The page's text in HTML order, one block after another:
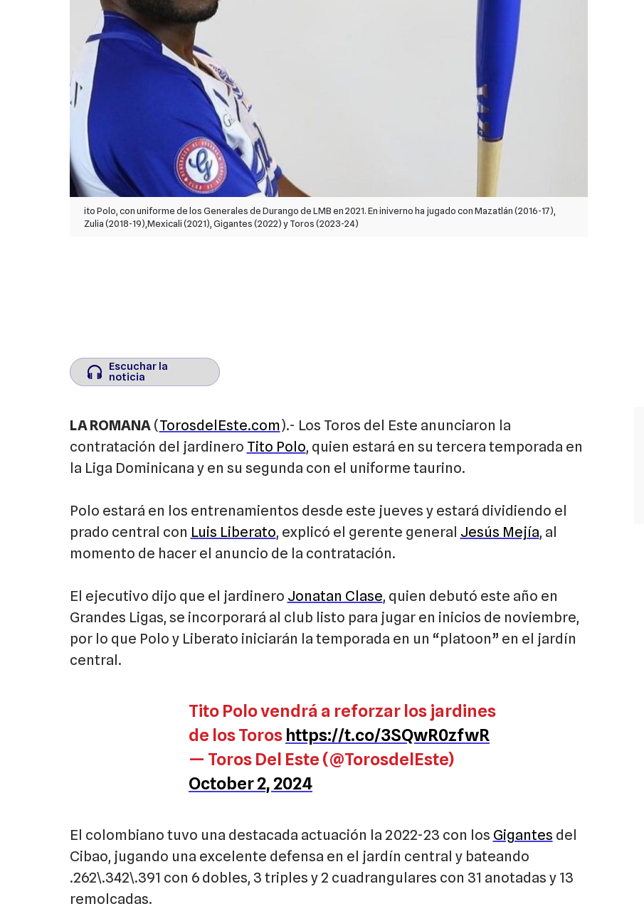
ito Polo, con uniforme de los Generales de Durango de LMB en 2021. En iniverno ha jugado con Mazatlán (2016-17),
Zulia (2018-19),Mexicali (2021), Gigantes (2022) y Toros (2023-24)
Escuchar la
noticia
Escuchar la
noticia
LA ROMANA(TorosdelEste.com).- Los Toros del Este anunciaron la
contratación del jardinero Tito Polo, quien estará en su tercera temporada en
la Liga Dominicana y en su segunda con el uniforme taurino.
Polo estará en los entrenamientos desde este jueves y estará dividiendo el
prado central con Luis Liberato, explicó el gerente general Jesús Mejía, al
momento de hacer el anuncio de la contratación.
El ejecutivo dijo que el jardinero Jonatan Clase, quien debutó este año en
Grandes Ligas, se incorporará al club listo para jugar en inicios de noviembre,
por lo que Polo y Liberato iniciarán la temporada en un “platoon” en el jardín
central.
Tito Polo vendrá a reforzar los jardines
de los Toros https://t.co/3SQwR0zfwR
— Toros Del Este (@TorosdelEste)
October 2, 2024
El colombiano tuvo una destacada actuación la 2022-23 con los Gigantes del
Cibao, jugando una excelente defensa en el jardín central y bateando
.262\.342\.391 con 6 dobles, 3 triples y 2 cuadrangulares con 31 anotadas y 13
remolcadas.